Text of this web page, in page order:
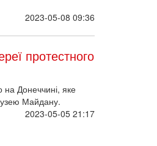
2023-05-08 09:36
протестного
на Донеччині, яке
Майдану.
2023-05-05 21:17